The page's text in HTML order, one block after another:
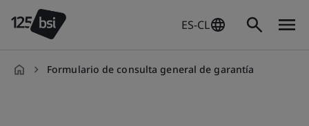
ES-CL
Formulario de consulta general de garantía